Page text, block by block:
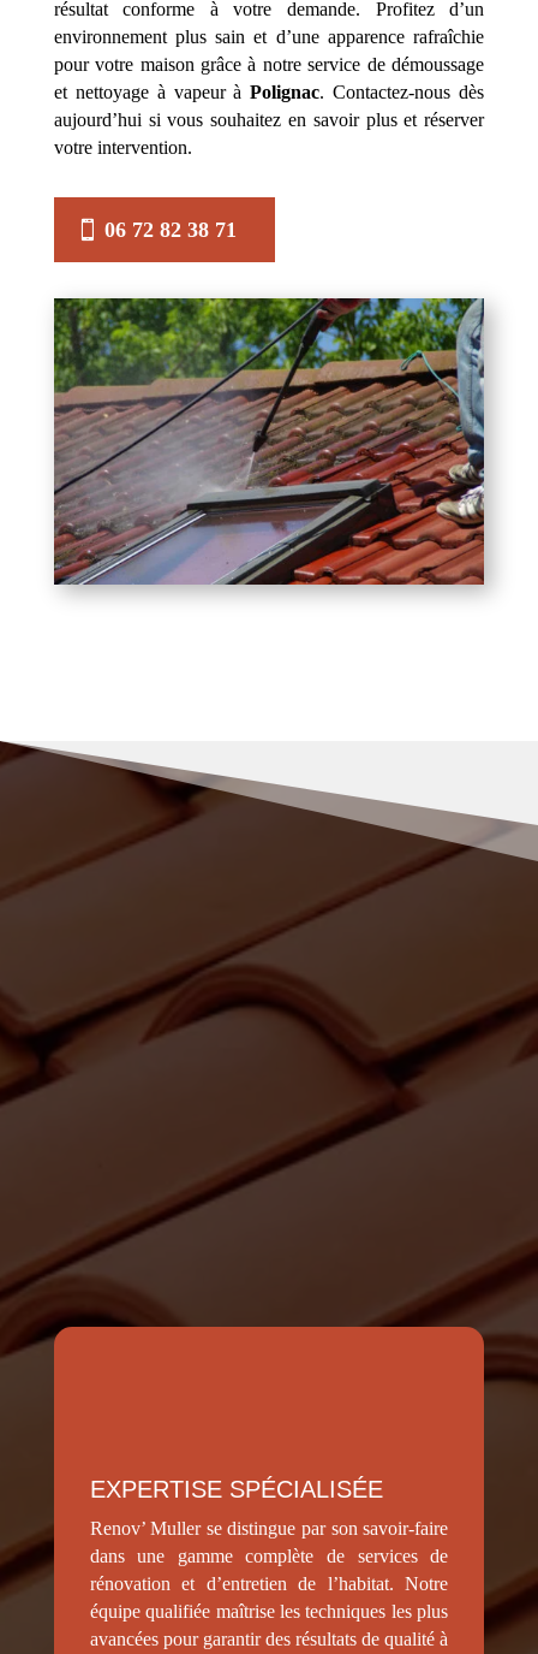
résultat conforme à votre demande. Profitez d’un
environnement plus sain et d’une apparence rafraîchie
pour votre maison grâce à notre service de démoussage
et nettoyage à vapeur àPolignac. Contactez-nous dès
aujourd’hui si vous souhaitez en savoir plus et réserver
votre intervention.
06 72 82 38 71
RENOV MULLER
Pourquoi nous choisir pour vos
travaux de démoussage à
Polignac ?
EXPERTISE SPÉCIALISÉE
Renov’ Muller se distingue par son savoir-faire
dans une gamme complète de services de
rénovation et d’entretien de l’habitat. Notre
équipe qualifiée maîtrise les techniques les plus
avancées pour garantir des résultats de qualité à